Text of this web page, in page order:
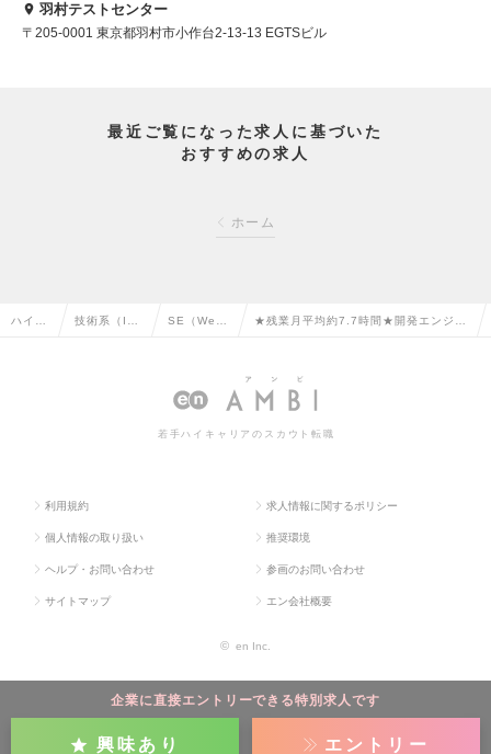
羽村テストセンター
〒205-0001 東京都羽村市小作台2-13-13 EGTSビル
最近ご覧になった求人に基づいた
おすすめの求人
ホーム
企業に直接エントリーできる特別求人です
興味あり エントリー
ハイク 技術系（I SE（We
ン系）の転
★残業月平均約7.7時間★開発エンジニ
の言語でも選考可！）の求人情報
若手ハイキャリアのスカウト転職
利用規約 求人情報に関するポリシー
個人情報の取り扱い 推奨環境
ヘルプ・お問い合わせ 参画のお問い合わせ
サイトマップ エン会社概要
© en Inc.